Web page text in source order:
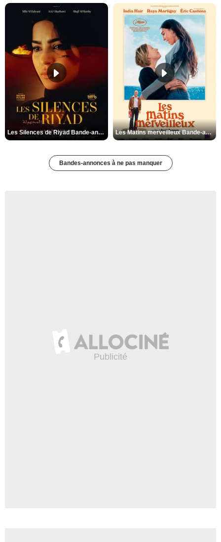
Les Silences de Riyad Bande-annonce VO STFR Les Matins merveilleux Bande-annonce VF
Bandes-annonces à ne pas manquer